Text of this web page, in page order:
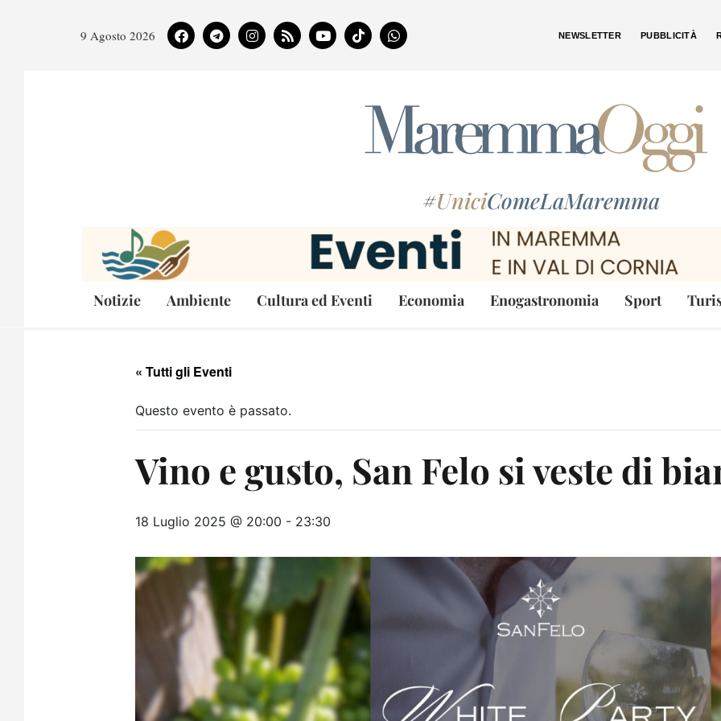
9 Agosto 2026 NEWSLETTER PUBBLICITÀ
#UniciComeLaMaremma
Notizie Ambiente Cultura ed Eventi Economia Enogastronomia Sport
« Tutti gli Eventi
Questo evento è passato.
Vino e gusto, San Felo si veste di
18 Luglio 2025 @ 20:00 - 23:30